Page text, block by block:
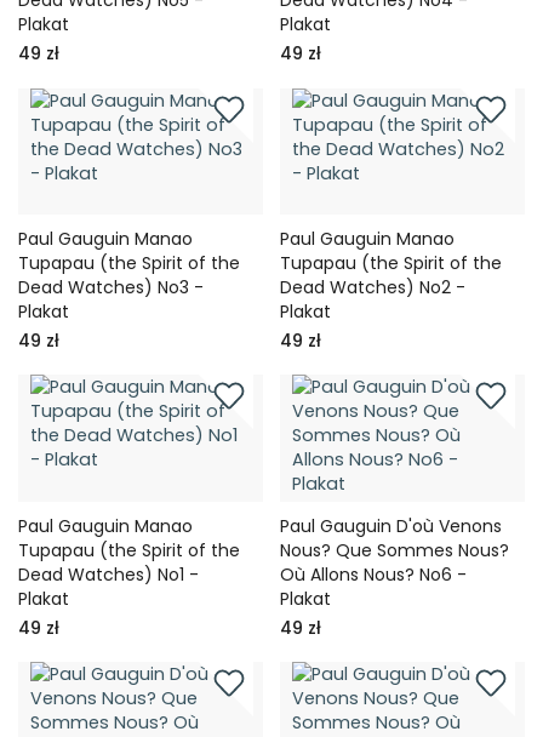
Plakat
49 zł
Plakat
49 zł
Paul Gauguin Manao
Tupapau (the Spirit of the
Dead Watches) No3 -
Plakat
49 zł
Paul Gauguin Manao
Tupapau (the Spirit of the
Dead Watches) No2 -
Plakat
49 zł
Paul Gauguin Manao
Tupapau (the Spirit of the
Dead Watches) No1 -
Plakat
49 zł
Paul Gauguin D'où Venons
Nous? Que Sommes Nous?
Où Allons Nous? No6 -
Plakat
49 zł